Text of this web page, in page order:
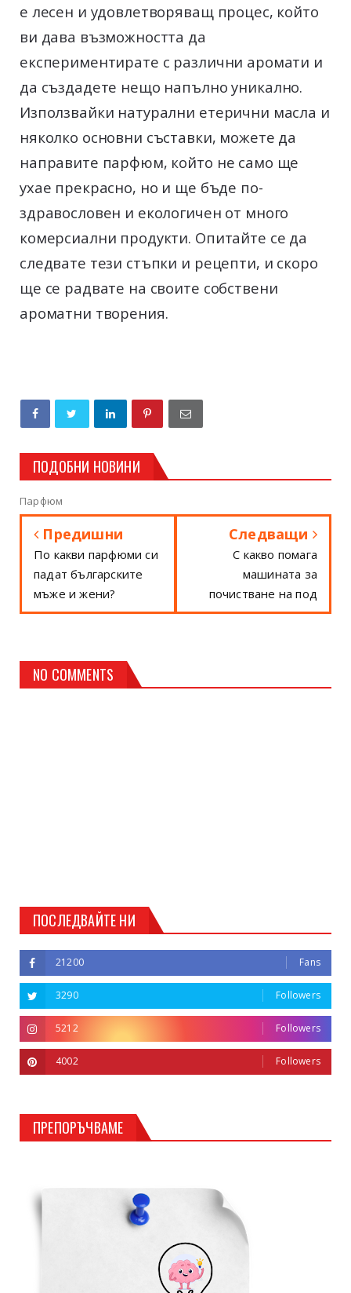
е лесен и удовлетворяващ процес, който
ви дава възможността да
експериментирате с различни аромати и
да създадете нещо напълно уникално.
Използвайки натурални етерични масла и
няколко основни съставки, можете да
направите парфюм, който не само ще
ухае прекрасно, но и ще бъде по-
здравословен и екологичен от много
комерсиални продукти. Опитайте се да
следвате тези стъпки и рецепти, и скоро
ще се радвате на своите собствени
ароматни творения.
ПОДОБНИ НОВИНИ
Парфюм
Предишни
По какви парфюми си
падат българските
мъже и жени?
Следващи
С какво помага
машината за
почистване на под
NO COMMENTS
ПОСЛЕДВАЙТЕ НИ
21200 Fans
3290 Followers
5212 Followers
4002 Followers
ПРЕПОРЪЧВАМЕ